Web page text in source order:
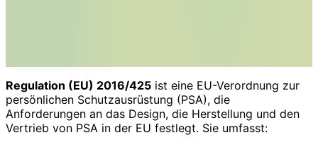
Regulation (EU) 2016/425 ist eine EU-Verordnung zur
persönlichen Schutzausrüstung (PSA), die
Anforderungen an das Design, die Herstellung und den
Vertrieb von PSA in der EU festlegt. Sie umfasst: